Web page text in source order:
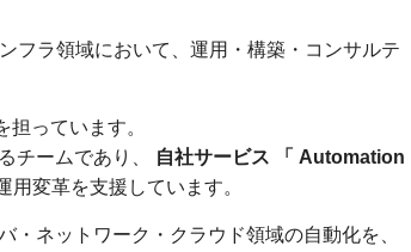
フラ領域において、運用・構築・コンサルテ
っています。
チームであり、
自社サービス 「 Automation
用変革を支援しています。
・ネットワーク・クラウド領域の自動化を、